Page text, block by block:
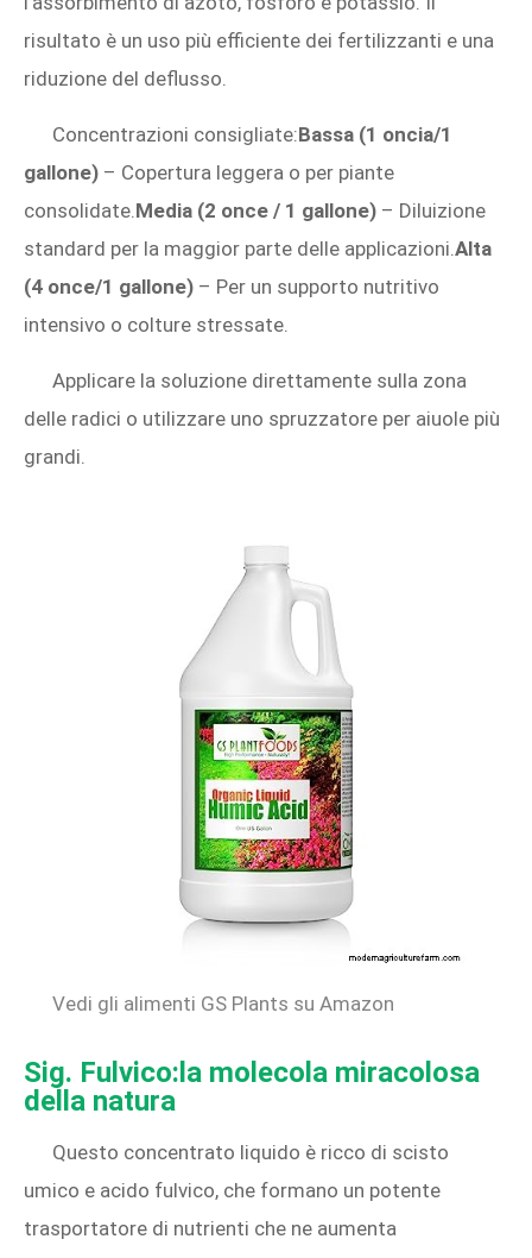
risultato è un uso più efficiente dei fertilizzanti e una
riduzione del deflusso.
Concentrazioni consigliate:Bassa (1 oncia/1
gallone) – Copertura leggera o per piante
consolidate. Media (2 once / 1 gallone) – Diluizione
standard per la maggior parte delle applicazioni. Alta
(4 once/1 gallone) – Per un supporto nutritivo
intensivo o colture stressate.
Applicare la soluzione direttamente sulla zona
delle radici o utilizzare uno spruzzatore per aiuole più
grandi.
Vedi gli alimenti GS Plants su Amazon
Sig. Fulvico:la molecola miracolosa
della natura
Questo concentrato liquido è ricco di scisto
umico e acido fulvico, che formano un potente
trasportatore di nutrienti che ne aumenta